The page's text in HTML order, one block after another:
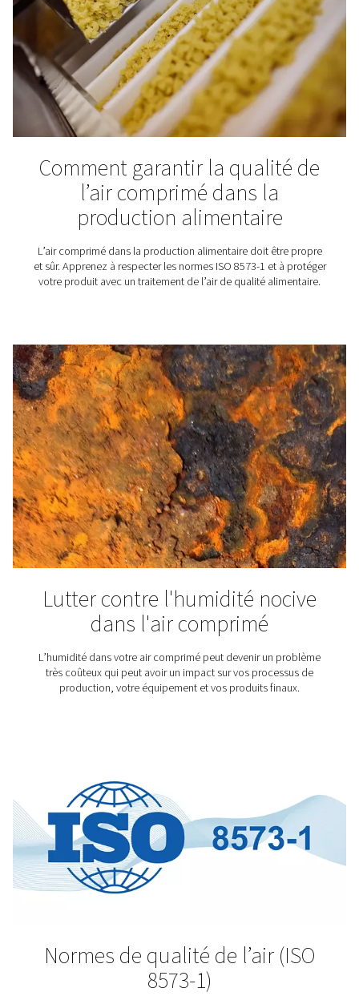
Production de ciment
l'un ou sans l'autre. C'est pourquoi, en toute
comprimé joue un rôle important dans la production
Toutefois, des normes de qualité s'appliquent à l'air
destiné à la production de ciment. En effet, l'air
traité peut endommager le produit final.
Centre d'information sur
sécheurs d'air
d'air ? Consultez notre bibliothèque.
Besoin d’un filtre à air
Découvrez pourquoi les filtres à air comprimé sont
pour chaque application. Découvrez les types de